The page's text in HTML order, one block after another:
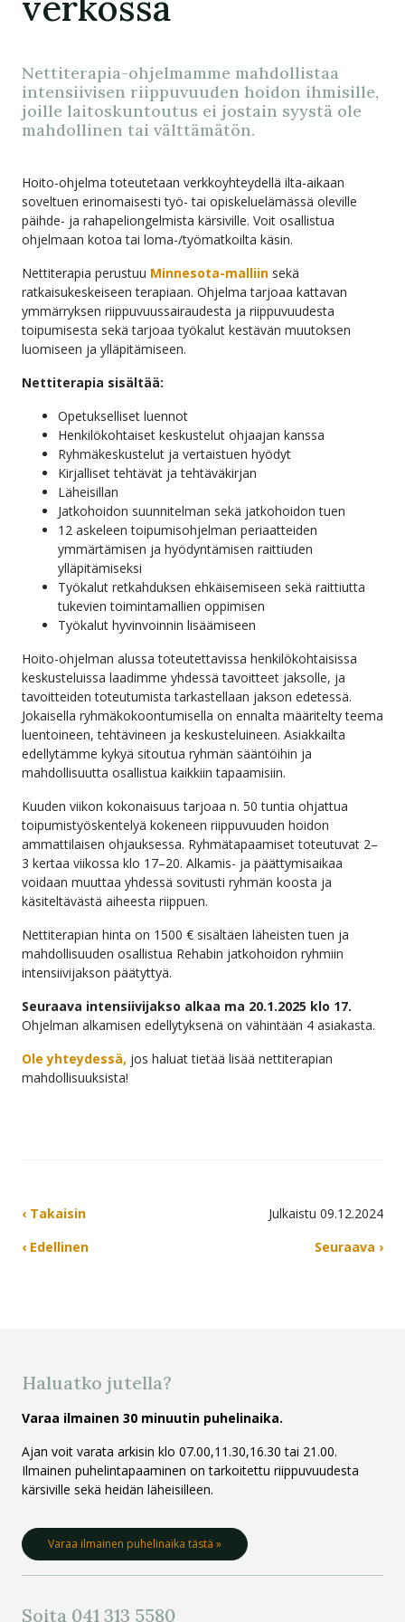
Nettiterapia-ohjelmamme mahdollistaa
intensiivisen riippuvuuden hoidon ihmisille,
joille laitoskuntoutus ei jostain syystä ole
mahdollinen tai välttämätön.
Hoito-ohjelma toteutetaan verkkoyhteydellä ilta-aikaan
soveltuen erinomaisesti työ- tai opiskeluelämässä oleville
päihde- ja rahapeliongelmista kärsiville. Voit osallistua
ohjelmaan kotoa tai loma-/työmatkoilta käsin.
Nettiterapia perustuu Minnesota-malliin sekä
ratkaisukeskeiseen terapiaan. Ohjelma tarjoaa kattavan
ymmärryksen riippuvuussairaudesta ja riippuvuudesta
toipumisesta sekä tarjoaa työkalut kestävän muutoksen
luomiseen ja ylläpitämiseen.
Nettiterapia sisältää:
Opetukselliset luennot
Henkilökohtaiset keskustelut ohjaajan kanssa
Ryhmäkeskustelut ja vertaistuen hyödyt
Kirjalliset tehtävät ja tehtäväkirjan
Läheisillan
Jatkohoidon suunnitelman sekä jatkohoidon tuen
12 askeleen toipumisohjelman periaatteiden
ymmärtämisen ja hyödyntämisen raittiuden
ylläpitämiseksi
Työkalut retkahduksen ehkäisemiseen sekä raittiutta
tukevien toimintamallien oppimisen
Työkalut hyvinvoinnin lisäämiseen
Hoito-ohjelman alussa toteutettavissa henkilökohtaisissa
keskusteluissa laadimme yhdessä tavoitteet jaksolle, ja
tavoitteiden toteutumista tarkastellaan jakson edetessä.
Jokaisella ryhmäkokoontumisella on ennalta määritelty teema
luentoineen, tehtävineen ja keskusteluineen. Asiakkailta
edellytämme kykyä sitoutua ryhmän sääntöihin ja
mahdollisuutta osallistua kaikkiin tapaamisiin.
Kuuden viikon kokonaisuus tarjoaa n. 50 tuntia ohjattua
toipumistyöskentelyä kokeneen riippuvuuden hoidon
ammattilaisen ohjauksessa. Ryhmätapaamiset toteutuvat 2–
3 kertaa viikossa klo 17–20. Alkamis- ja päättymisaikaa
voidaan muuttaa yhdessä sovitusti ryhmän koosta ja
käsiteltävästä aiheesta riippuen.
Nettiterapian hinta on 1500 € sisältäen läheisten tuen ja
mahdollisuuden osallistua Rehabin jatkohoidon ryhmiin
intensiivijakson päätyttyä.
Seuraava intensiivijakso alkaa ma 20.1.2025 klo 17.
Ohjelman alkamisen edellytyksenä on vähintään 4 asiakasta.
Ole yhteydessä, jos haluat tietää lisää nettiterapian
mahdollisuuksista!
‹ Takaisin
Julkaistu 09.12.2024
‹ Edellinen
Seuraava ›
Haluatko jutella?
Varaa ilmainen 30 minuutin puhelinaika.
Ajan voit varata arkisin klo 07.00,11.30,16.30 tai 21.00.
Ilmainen puhelintapaaminen on tarkoitettu riippuvuudesta
kärsiville sekä heidän läheisilleen.
Varaa ilmainen puhelinaika tästä »
Soita 041 313 5580